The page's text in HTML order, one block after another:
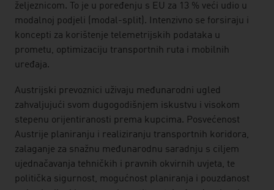
željeznicom. To je u poređenju s EU za 13 % veći udio u
modalnoj podjeli (modal-split). Intenzivno se forsiraju i
koncepti za korištenje telemetrijskih podataka u
prometu, optimizaciju transportnih ruta i mobilnih
uređaja.
Austrijski prevoznici uživaju međunarodni ugled
zahvaljujući svom dugogodišnjem iskustvu i visokom
stepenu orijentiranosti prema kupcima. Posvećenost
Austrije planiranju i realiziranju transportnih koridora,
zalaganje za snažnu međunarodnu saradnju s ciljem
ujednačavanja tehničkih i pravnih okvirnih uvjeta, te
politička sigurnost, mogućnost planiranja i pouzdanost